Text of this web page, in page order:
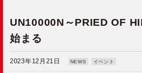
UN10000N～PRIED OF
始まる
2023年12月21日 NEWS イベント